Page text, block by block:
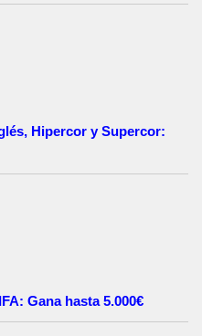
Hipercor y Supercor:
Gana hasta 5.000€